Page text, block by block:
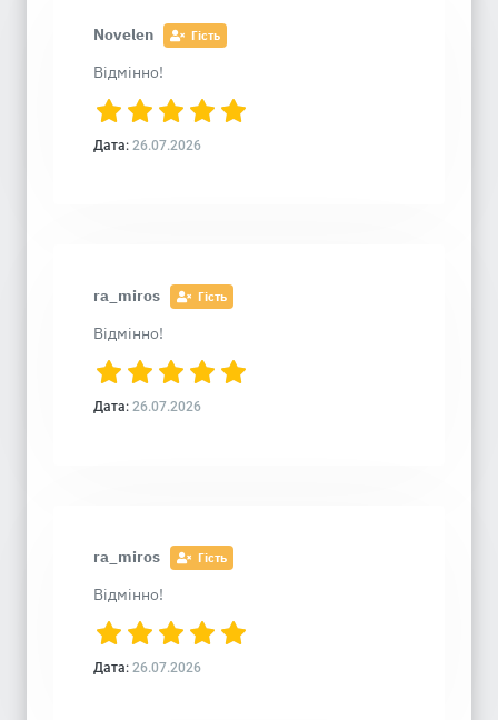
Novelen Гість
Відмінно!
Дата: 26.07.2026
ra_miros Гість
Відмінно!
Дата: 26.07.2026
ra_miros Гість
Відмінно!
Дата: 26.07.2026